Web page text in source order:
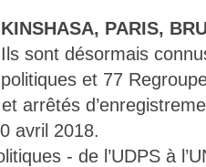
KINSHASA, PARIS,
Ils sont désormais
politiques et 77
arrêtés
avril 2018.
- de l’UDPS à